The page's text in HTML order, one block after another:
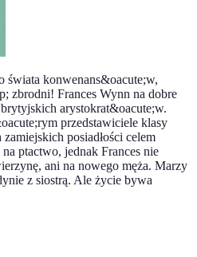
świata konwenans&oacute;w,
zbrodni! Frances Wynn na dobre
arystokrat&oacute;w.
przedstawiciele klasy
posiadłości celem
ptactwo, jednak Frances nie
ani na nowego męża. Marzy
z siostrą. Ale życie bywa